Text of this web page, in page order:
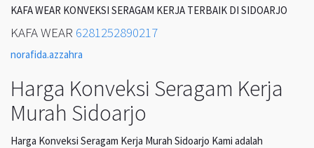
KAFA WEAR KONVEKSI SERAGAM KERJA TERBAIK DI SIDOARJO
KAFA WEAR 6281252890217
norafida.azzahra
Harga Konveksi Seragam Kerja
Murah Sidoarjo
Harga Konveksi Seragam Kerja Murah Sidoarjo Kami adalah